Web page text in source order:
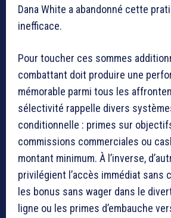
Dana White a abandonné cette
inefficace.
Pour toucher ces sommes
combattant doit produire une
mémorable parmi tous les
sélectivité rappelle divers
conditionnelle : primes sur
commissions commerciales ou
montant minimum. À l’inverse,
privilégient l’accès immédiat sans
les bonus sans wager dans le
ligne ou les primes d’embauche